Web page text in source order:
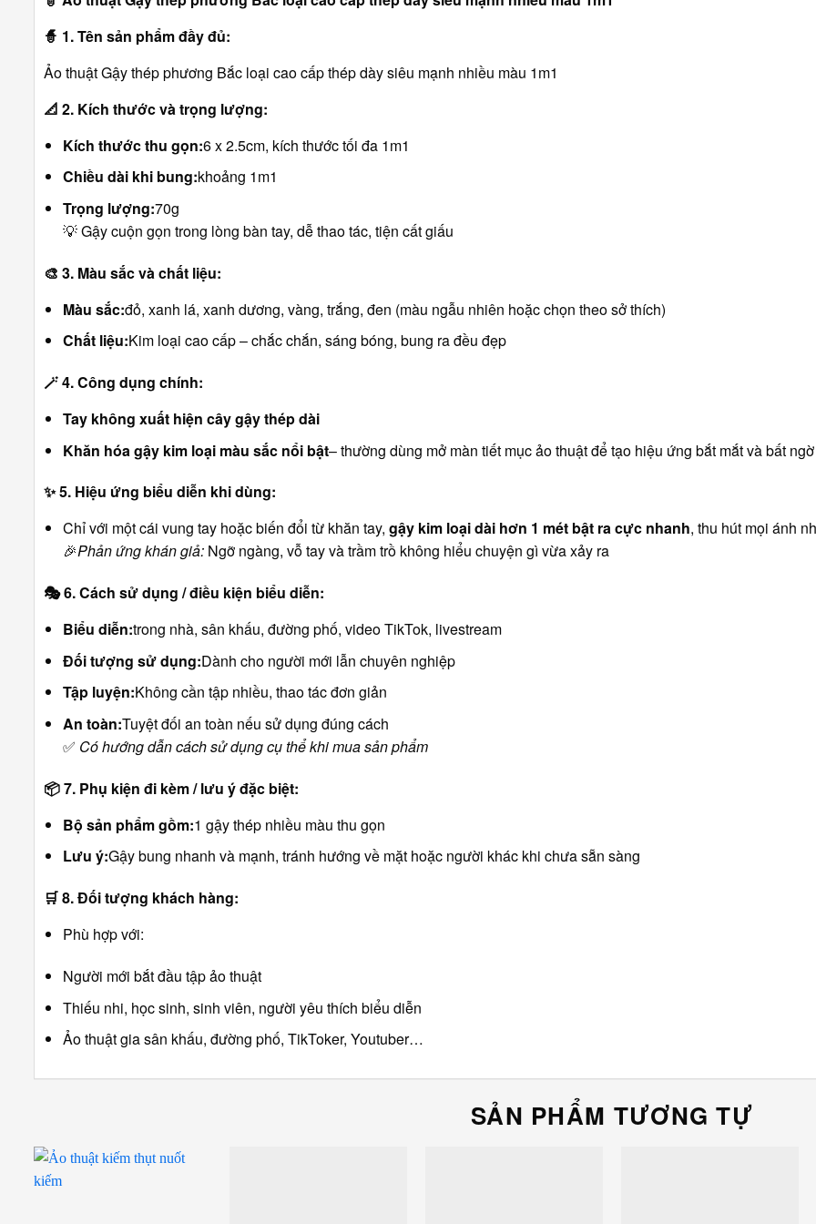
🧙 1. Tên sản phẩm đầy đủ:
Ảo thuật Gậy thép phương Bắc loại cao cấp thép dày siêu mạnh nhiều màu 1m1
📐 2. Kích thước và trọng lượng:
Kích thước thu gọn:6 x 2.5cm, kích thước tối đa 1m1
Chiều dài khi bung:khoảng 1m1
Trọng lượng:70g
💡 Gậy cuộn gọn trong lòng bàn tay, dễ thao tác, tiện cất giấu
🎨 3. Màu sắc và chất liệu:
Màu sắc:đỏ, xanh lá, xanh dương, vàng, trắng, đen (màu ngẫu nhiên hoặc chọn theo sở thích)
Chất liệu:Kim loại cao cấp – chắc chắn, sáng bóng, bung ra đều đẹp
🪄4. Công dụng chính:
Tay không xuất hiện cây gậy thép dài
Khăn hóa gậy kim loại màu sắc nổi bật– thường dùng mở màn tiết mục ảo thuật để tạo hiệu ứng bắt mắt và bất ngờ
✨5. Hiệu ứng biểu diễn khi dùng:
Chỉ với một cái vung tay hoặc biến đổi từ khăn tay, gậy kim loại dài hơn 1 mét bật ra cực nhanh, thu hút mọi ánh
🎉Phản ứng khán giả:Ngỡ ngàng, vỗ tay và trầm trồ không hiểu chuyện gì vừa xảy ra
🎭6. Cách sử dụng / điều kiện biểu diễn:
Biểu diễn:trong nhà, sân khấu, đường phố, video TikTok, livestream
Đối tượng sử dụng:Dành cho người mới lẫn chuyên nghiệp
Tập luyện:Không cần tập nhiều, thao tác đơn giản
An toàn:Tuyệt đối an toàn nếu sử dụng đúng cách
✅ Có hướng dẫn cách sử dụng cụ thể khi mua sản phẩm
📦7. Phụ kiện đi kèm / lưu ý đặc biệt:
Bộ sản phẩm gồm:1 gậy thép nhiều màu thu gọn
Lưu ý:Gậy bung nhanh và mạnh, tránh hướng về mặt hoặc người khác khi chưa sẵn sàng
🛒8. Đối tượng khách hàng:
Phù hợp với:
Người mới bắt đầu tập ảo thuật
Thiếu nhi, học sinh, sinh viên, người yêu thích biểu diễn
Ảo thuật gia sân khấu, đường phố, TikToker, Youtuber…
SẢN PHẨM TƯƠNG TỰ